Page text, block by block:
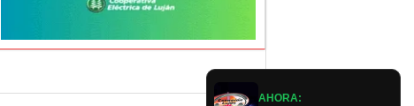
AHORA: